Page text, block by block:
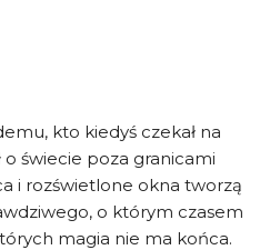
kto kiedyś czekał na
o świecie poza granicami
i rozświetlone okna tworzą
o którym czasem
magia nie ma końca.